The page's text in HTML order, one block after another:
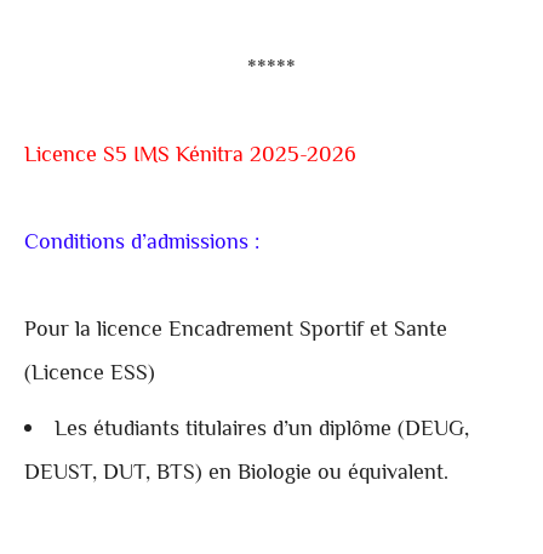
*****
Licence S5 IMS Kénitra 2025-2026
Conditions d’admissions :
Pour la licence Encadrement Sportif et Sante
(Licence ESS)
Les étudiants titulaires d’un diplôme (DEUG,
DEUST, DUT, BTS) en Biologie ou équivalent.